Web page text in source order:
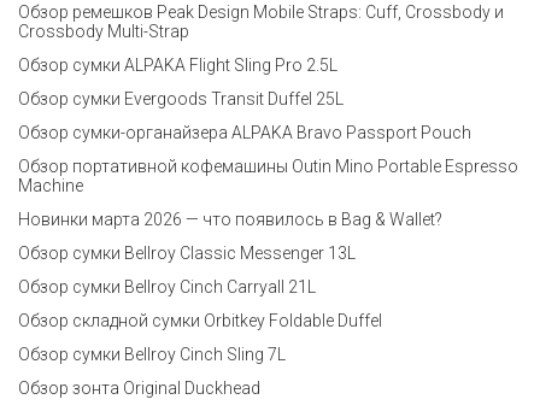
Обзор ремешков Peak Design Mobile Straps: Cuff, Crossbody и
Crossbody Multi-Strap
Обзор сумки ALPAKA Flight Sling Pro 2.5L
Обзор сумки Evergoods Transit Duffel 25L
Обзор сумки-органайзера ALPAKA Bravo Passport Pouch
Обзор портативной кофемашины Outin Mino Portable Espresso
Machine
Новинки марта 2026 — что появилось в Bag & Wallet?
Обзор сумки Bellroy Classic Messenger 13L
Обзор сумки Bellroy Cinch Carryall 21L
Обзор складной сумки Orbitkey Foldable Duffel
Обзор сумки Bellroy Cinch Sling 7L
Обзор зонта Original Duckhead